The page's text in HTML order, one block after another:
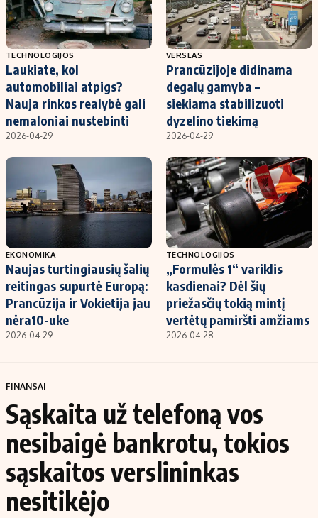
TECHNOLOGIJOS
Laukiate, kol
automobiliai atpigs?
Nauja rinkos realybė gali
nemaloniai nustebinti
2026-04-29
VERSLAS
Prancūzijoje didinama
degalų gamyba –
siekiama stabilizuoti
dyzelino tiekimą
2026-04-29
EKONOMIKA
Naujas turtingiausių šalių
reitingas supurtė Europą:
Prancūzija ir Vokietija jau
nėra10-uke
2026-04-29
TECHNOLOGIJOS
„Formulės 1“ variklis
kasdienai? Dėl šių
priežasčių tokią mintį
vertėtų pamiršti amžiams
2026-04-28
FINANSAI
Sąskaita už telefoną vos
nesibaigė bankrotu, tokios
sąskaitos verslininkas
nesitikėjo